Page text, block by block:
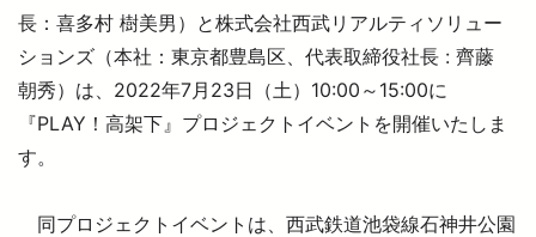
より安全に・快適に
ニュースルーム
企業情報
長：喜多村 樹美男）と株式会社西武リアルティソリュー
ションズ（本社：東京都豊島区、代表取締役社長 : 齊藤
朝秀）は、2022年7月23日（土）10:00～15:00に
『PLAY！高架下』プロジェクトイベントを開催いたしま
す。
同プロジェクトイベントは、西武鉄道池袋線石神井公園